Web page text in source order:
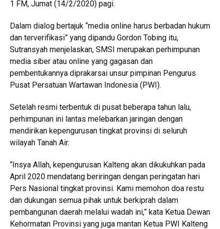
1 FM, Jumat (14/2/2020) pagi.
Dalam dialog bertajuk “media online harus berbadan hukum
dan terverifikasi” yang dipandu Gordon Tobing itu,
Sutransyah menjelaskan, SMSI merupakan perhimpunan
media siber atau online yang gagasan dan
pembentukannya diprakarsai unsur pimpinan Pengurus
Pusat Persatuan Wartawan Indonesia (PWI).
Setelah resmi terbentuk di pusat beberapa tahun lalu,
perhimpunan ini lantas melebarkan jaringan dengan
mendirikan kepengurusan tingkat provinsi di seluruh
wilayah Tanah Air.
“Insya Allah, kepengurusan Kalteng akan dikukuhkan pada
April 2020 mendatang beriringan dengan peringatan hari
Pers Nasional tingkat provinsi. Kami memohon doa restu
dan dukungan semua pihak untuk berkiprah dalam
pembangunan daerah melalui wadah ini,” kata Ketua Dewan
Kehormatan Provinsi yang juga mantan Ketua PWI Kalteng